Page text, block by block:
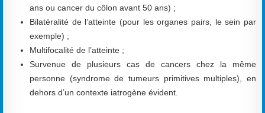
ans ou cancer du côlon avant 50 ans) ;
Bilatéralité de l’atteinte (pour les organes pairs, le sein par
exemple) ;
Multifocalité de l’atteinte ;
Survenue de plusieurs cas de cancers chez la même
personne (syndrome de tumeurs primitives multiples), en
dehors d’un contexte iatrogène évident.